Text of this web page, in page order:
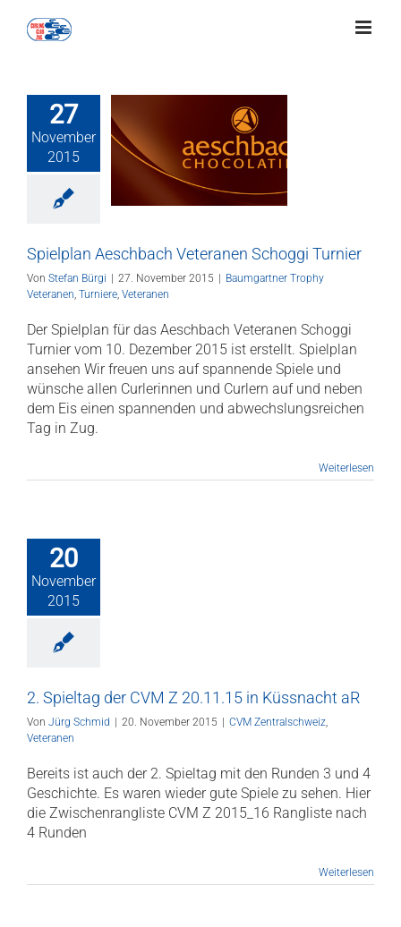
Inhalt
27
November
2015
Aeschbach
Schoggi
Turniere
Spielplan Aeschbach Veteranen Schoggi Turnier
Von Stefan Bürgi 27. November 2015
Baumgartner Trophy
Veteranen, Turniere, Veteranen
Der Spielplan für das Aeschbach Veteranen Schoggi
Turnier vom 10. Dezember 2015 ist erstellt. Spielplan
ansehen Wir freuen uns auf spannende Spiele und
wünsche allen Curlerinnen und Curlern auf und neben
dem Eis einen spannenden und abwechslungsreichen
Tag in Zug.
Weiterlesen
20
November
2015
2. Spieltag der CVM Z 20.11.15 in Küssnacht aR
Von Jürg Schmid 20. November 2015 CVM Zentralschweiz,
Veteranen
Bereits ist auch der 2. Spieltag mit den Runden 3 und 4
Geschichte. Es waren wieder gute Spiele zu sehen. Hier
die Zwischenrangliste CVM Z 2015_16 Rangliste nach
4 Runden
Weiterlesen